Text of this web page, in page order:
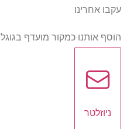
עקבו אחרינו
הוסף אותנו כמקור מועדף בגוגל
ניוזלטר